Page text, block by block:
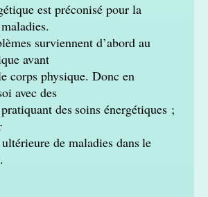
est préconisé pour la
surviennent d’abord au
avant
corps physique. Donc en
avec des
des soins énergétiques ;
ultérieure de maladies dansle